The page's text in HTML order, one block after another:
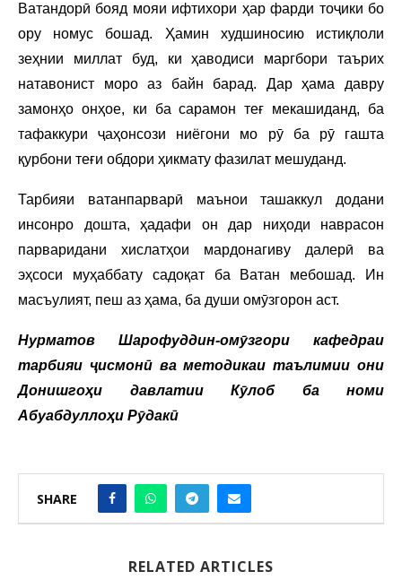
Ватандорӣ бояд мояи ифтихори ҳар фарди тоҷики бо
ору номус бошад. Ҳамин худшиносию истиқлоли
зеҳнии миллат буд, ки ҳаводиси маргбори таърих
натавонист моро аз байн барад. Дар ҳама давру
замонҳо онҳое, ки ба сарамон теғ мекашиданд, ба
тафаккури ҷаҳонсози ниёгони мо рӯ ба рӯ гашта
қурбони теғи обдори ҳикмату фазилат мешуданд.
Тарбияи ватанпарварӣ маънои ташаккул додани
инсонро дошта, ҳадафи он дар ниҳоди наврасон
парваридани хислатҳои мардонагиву далерӣ ва
эҳсоси муҳаббату садоқат ба Ватан мебошад. Ин
масъулият, пеш аз ҳама, ба души омӯзгорон аст.
Нурматов Шарофуддин-омӯзгори кафедраи
тарбияи ҷисмонӣ ва методикаи таълимии они
Донишгоҳи давлатии Кӯлоб ба номи
Абуабдуллоҳи Рӯдакӣ
SHARE
RELATED ARTICLES